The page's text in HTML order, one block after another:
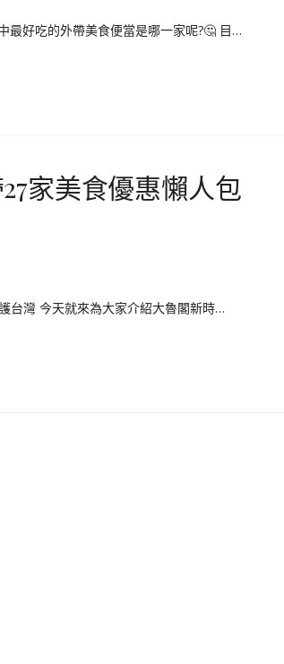
最好吃的外帶美食便當是哪一家呢?🤔 目…
家美食優惠懶人包
台灣 今天就來為大家介紹大魯閣新時…